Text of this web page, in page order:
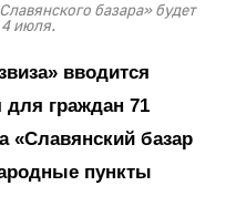
базара» будет
4 июля.
вводится
граждан 71
«Славянский базар
пункты